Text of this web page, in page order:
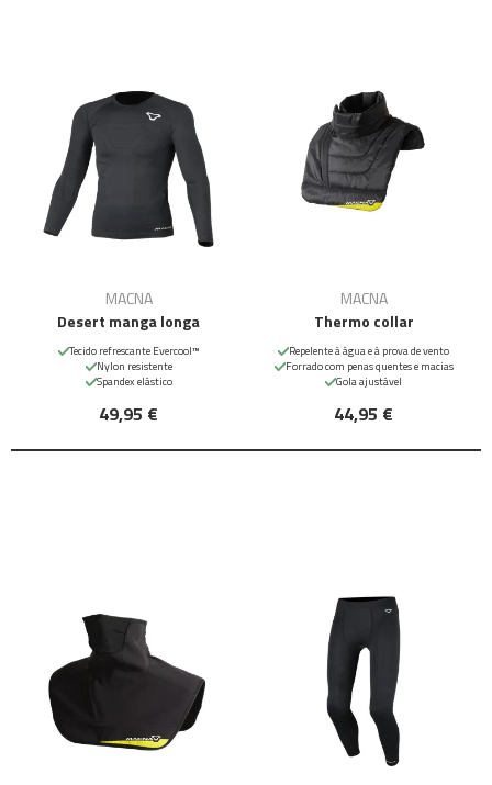
MACNA
Desert manga longa
Tecido refrescante Evercool™
Nylon resistente
Spandex elástico
49,95 €
MACNA
Thermo collar
Repelente à água e à prova de vento
Forrado com penas quentes e macias
Gola ajustável
44,95 €